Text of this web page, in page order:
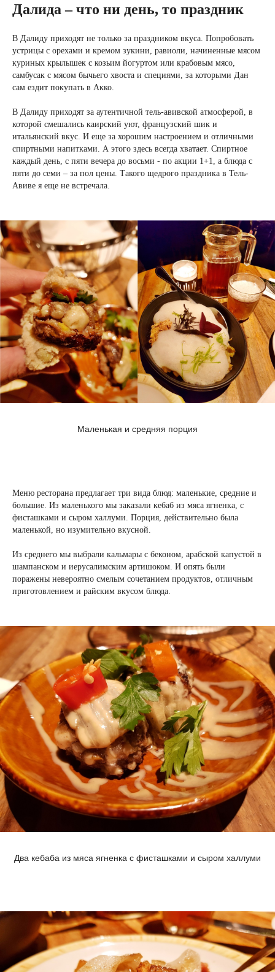
Далида – что ни день, то праздник
В Далиду приходят не только за праздником вкуса. Попробовать
устрицы с орехами и кремом зукини, равиоли, начиненные мясом
куриных крылышек с козьим йогуртом или крабовым мясо,
самбусак с мясом бычьего хвоста и специями, за которыми Дан
сам ездит покупать в Акко.
В Далиду приходят за аутентичной тель-авивской атмосферой, в
которой смешались каирский уют, французский шик и
итальянский вкус. И еще за хорошим настроением и отличными
спиртными напитками. А этого здесь всегда хватает. Спиртное
каждый день, с пяти вечера до восьми - по акции 1+1, а блюда с
пяти до семи – за пол цены. Такого щедрого праздника в Тель-
Авиве я еще не встречала.
Маленькая и средняя порция
Меню ресторана предлагает три вида блюд: маленькие, средние и
большие. Из маленького мы заказали кебаб из мяса ягненка, с
фисташками и сыром халлуми. Порция, действительно была
маленькой, но изумительно вкусной.
Из среднего мы выбрали кальмары с беконом, арабской капустой в
шампанском и иерусалимским артишоком. И опять были
поражены невероятно смелым сочетанием продуктов, отличным
приготовлением и райским вкусом блюда.
Два кебаба из мяса ягненка с фисташками и сыром халлуми